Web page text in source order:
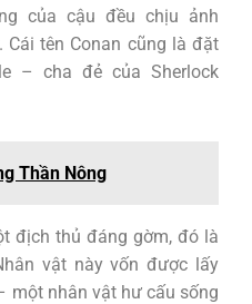
của cậu đều chịu ảnh
tên Conan cũng là đặt
– cha đẻ của Sherlock
Thần Nông
địch thủ đáng gờm, đó là
vật này vốn được lấy
một nhân vật hư cấu sống